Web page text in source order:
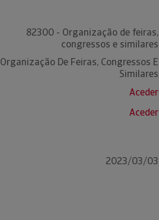
82300 - Organização de feiras,
congressos e similares
Organização De Feiras, Congressos E
Similares
Aceder
Aceder
2023/03/03